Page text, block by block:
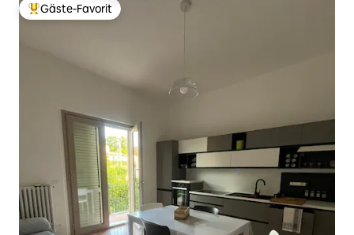
Beliebter Gäste-Favorit.
Gäste-Favorit